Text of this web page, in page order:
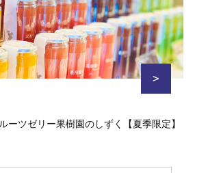
>
ーツゼリー果樹園のしずく【夏季限定】